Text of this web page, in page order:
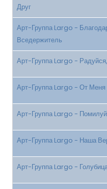
Друг
Арт-Группа Largo -
Вседержитель
Арт-Группа Largo -
Арт-Группа Largo - От
Арт-Группа Largo -
Арт-Группа Largo - Наша
Арт-Группа Largo -